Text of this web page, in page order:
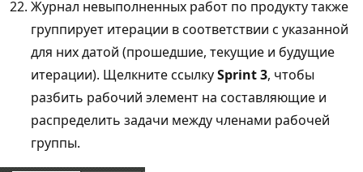
Журнал невыполненных работ по продукту также
группирует итерации в соответствии с указанной
для них датой (прошедшие, текущие и будущие
итерации). Щелкните ссылкуSprint 3, чтобы
разбить рабочий элемент на составляющие и
распределить задачи между членами рабочей
группы.